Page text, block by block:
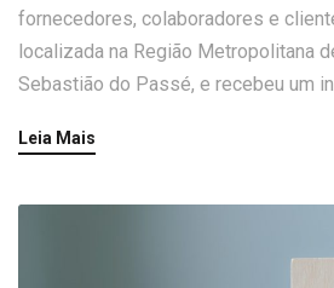
fornecedores, colaboradores e
localizada na Região Metropolitana
Sebastião do Passé, e recebeu um
Leia Mais